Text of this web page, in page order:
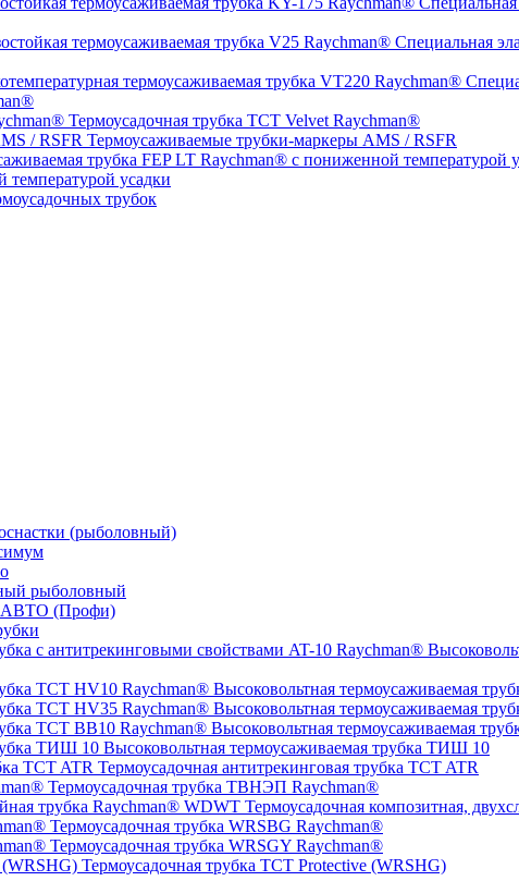
Специальная
Термоусадочная трубка TCT Velvet Raychman®
Термоусаживаемые трубки-маркеры AMS / RSFR
усадки
трубок
(рыболовный)
рыболовный
АВТО (Профи)
Высоковольтная термоусаживаемая
Высоковольтная термоусаживаемая
Высоковольтная термоусаживаемая
Высоковольтная термоусаживаемая трубка ТИШ 10
Термоусадочная антитрекинговая трубка TCT ATR
Термоусадочная трубка ТВНЭП Raychman®
Термоусадочная композитная,
Термоусадочная трубка WRSBG Raychman®
Термоусадочная трубка WRSGY Raychman®
Термоусадочная трубка TCT Protective (WRSHG)